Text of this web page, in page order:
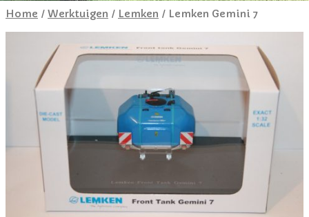
Home / Werktuigen / Lemken / Lemken Gemini 7